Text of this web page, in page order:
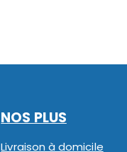
NOS PLUS
Livraison à domicile